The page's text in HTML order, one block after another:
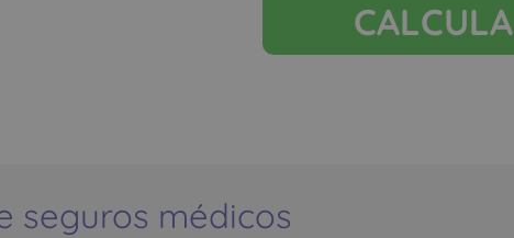
CALCULA
seguros médicos